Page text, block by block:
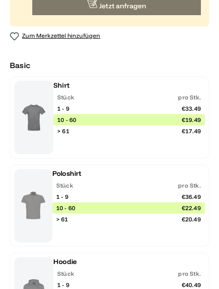
Jetzt anfragen
Zum Merkzettel hinzufügen
Basic
Shirt
Stück
pro Stk.
1 - 9
€33.49
10 - 60
€19.49
> 61
€17.49
Poloshirt
Stück
pro Stk.
1 - 9
€36.49
10 - 60
€22.49
> 61
€20.49
Hoodie
Stück
pro Stk.
1 - 9
€40.49